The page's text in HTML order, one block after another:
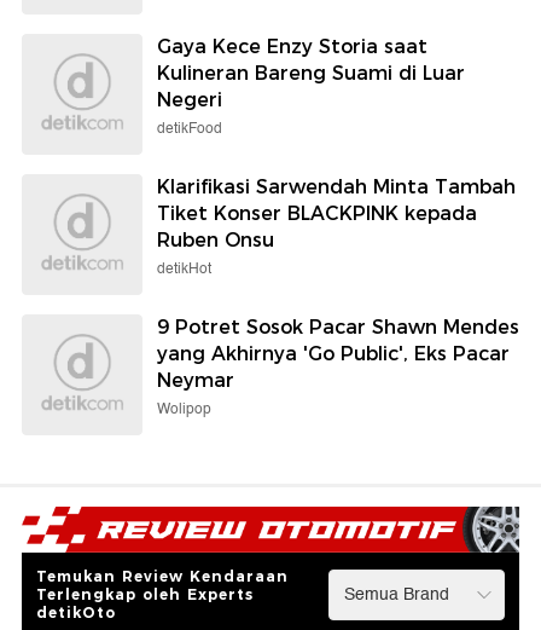
Gaya Kece Enzy Storia saat
Kulineran Bareng Suami di Luar
Negeri
detikFood
Klarifikasi Sarwendah Minta Tambah
Tiket Konser BLACKPINK kepada
Ruben Onsu
detikHot
9 Potret Sosok Pacar Shawn Mendes
yang Akhirnya 'Go Public', Eks Pacar
Neymar
Wolipop
Temukan Review Kendaraan
Terlengkap oleh Experts
detikOto